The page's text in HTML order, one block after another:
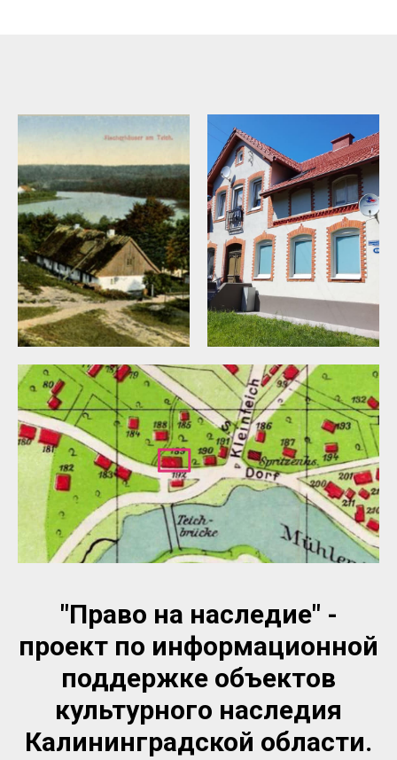
"Право на наследие" -
проект по информационной
поддержке объектов
культурного наследия
Калининградской области.